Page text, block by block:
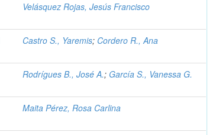
Velásquez Rojas, Jesús Francisco
Castro S., Yaremis; Cordero R., Ana
Rodrígues B., José A.; García S., Vanessa G.
Maita Pérez, Rosa Carlina